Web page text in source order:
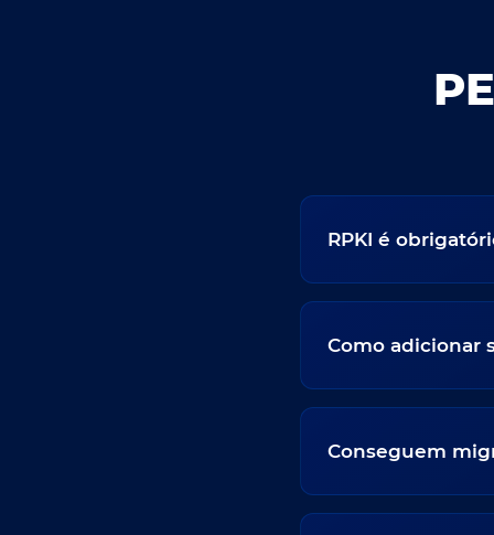
RPKI é
Como adicionar
Conseguem